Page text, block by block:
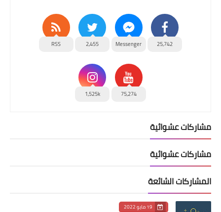
25,742
Messenger
2,455
RSS
75,274
1,525k
مشاركات عشوائية
مشاركات عشوائية
المشاركات الشائعة
19 مايو 2022